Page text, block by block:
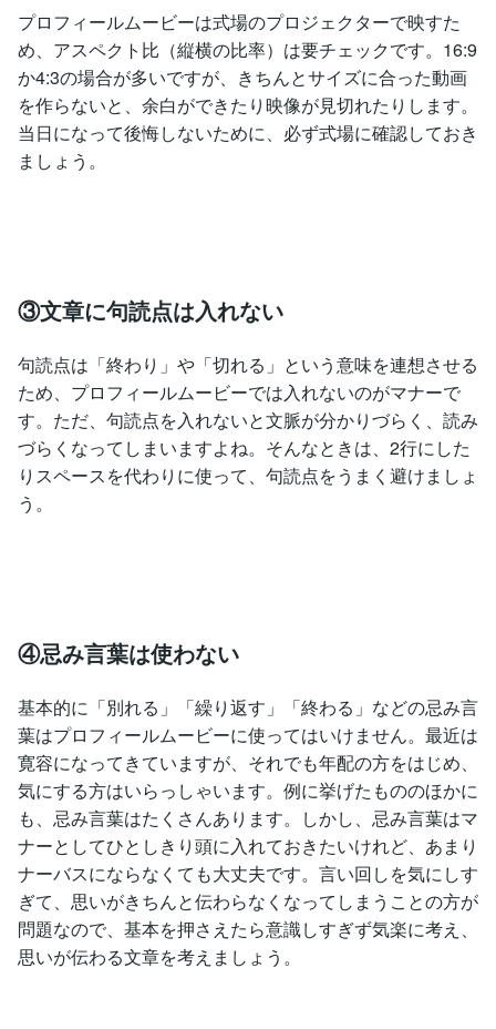
プロフィールムービーは式場のプロジェクターで映すた
め、アスペクト比（縦横の比率）は要チェックです。16:9
か4:3の場合が多いですが、きちんとサイズに合った動画
を作らないと、余白ができたり映像が見切れたりします。
当日になって後悔しないために、必ず式場に確認しておき
ましょう。
③文章に句読点は入れない
句読点は「終わり」や「切れる」という意味を連想させる
ため、プロフィールムービーでは入れないのがマナーで
す。ただ、句読点を入れないと文脈が分かりづらく、読み
づらくなってしまいますよね。そんなときは、2行にした
りスペースを代わりに使って、句読点をうまく避けましょ
う。
④忌み言葉は使わない
基本的に「別れる」「繰り返す」「終わる」などの忌み言
葉はプロフィールムービーに使ってはいけません。最近は
寛容になってきていますが、それでも年配の方をはじめ、
気にする方はいらっしゃいます。例に挙げたもののほかに
も、忌み言葉はたくさんあります。しかし、忌み言葉はマ
ナーとしてひとしきり頭に入れておきたいけれど、あまり
ナーバスにならなくても大丈夫です。言い回しを気にしす
ぎて、思いがきちんと伝わらなくなってしまうことの方が
問題なので、基本を押さえたら意識しすぎず気楽に考え、
思いが伝わる文章を考えましょう。